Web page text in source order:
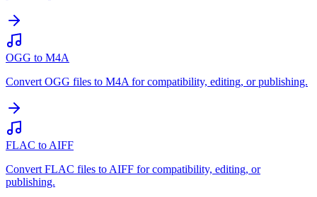
OGG to M4A
Convert OGG files to M4A for compatibility, editing, or publishing.
FLAC to AIFF
Convert FLAC files to AIFF for compatibility, editing, or
publishing.